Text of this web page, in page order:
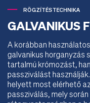
RÖGZÍTÉSTECHNIKA
GALVANIKUS
A korábban
galvanikus horganyzás
tartalmú krómozást,
passziválást
helyett most elérhető
passziválás, mely